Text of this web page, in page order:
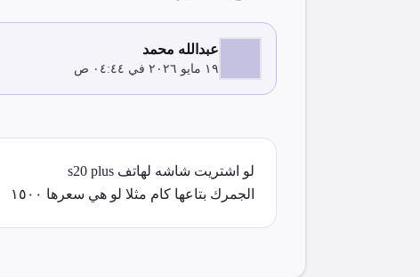
عبدالله محمد
١٩ مايو ٢٠٢٦ في ٠٤:٤٤ ص
الجمرك بتاعها كام مثلا لو هي سعرها ١٥٠٠